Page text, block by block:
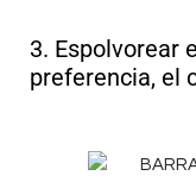
3. Espolvorear
preferencia, el